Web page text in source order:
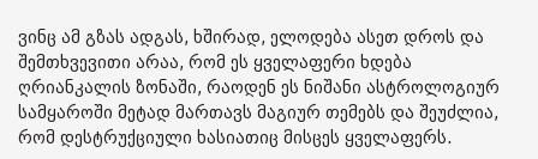
ვინც ამ გზას ადგას, ხშირად, ელოდება ასეთ დროს და
შემთხვევითი არაა, რომ ეს ყველაფერი ხდება
ღრიანკალის ზონაში, რაოდენ ეს ნიშანი ასტროლოგიურ
სამყაროში მეტად მართავს მაგიურ თემებს და შეუძლია,
რომ დესტრუქციული ხასიათიც მისცეს ყველაფერს.